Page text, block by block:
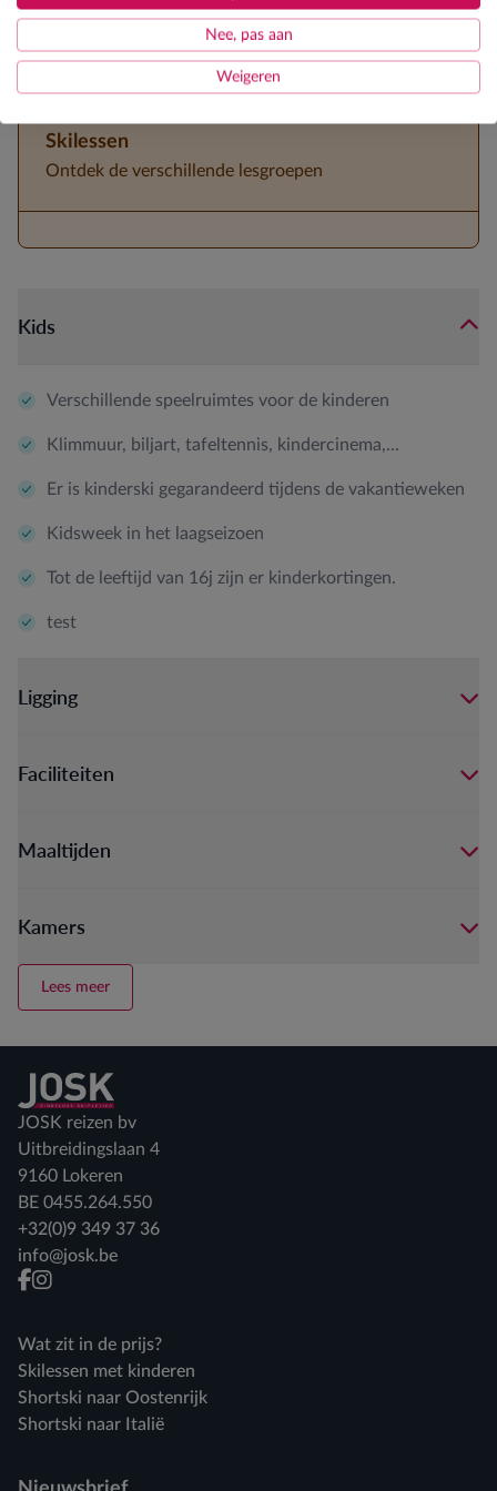
Nee, pas aan
Weigeren
3/4de pension
Skilessen
Ontdek de verschillende lesgroepen
Kids
Verschillende speelruimtes voor de kinderen
Klimmuur, biljart, tafeltennis, kindercinema,...
Er is kinderski gegarandeerd tijdens de vakantieweken
Kidsweek in het laagseizoen
Tot de leeftijd van 16j zijn er kinderkortingen.
test
Ligging
Faciliteiten
Maaltijden
Kamers
Lees meer
Terug naar home
JOSK reizen bv
Uitbreidingslaan 4
9160 Lokeren
BE 0455.264.550
+32(0)9 349 37 36
info@josk.be
facebook
instagram
Wat zit in de prijs?
Skilessen met kinderen
Shortski naar Oostenrijk
Shortski naar Italië